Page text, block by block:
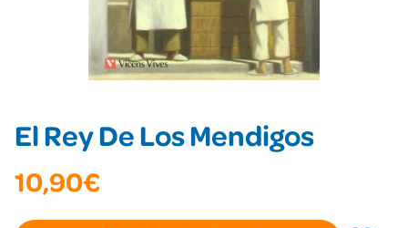
El Rey De Los Mendigos
10,90€